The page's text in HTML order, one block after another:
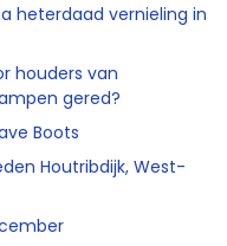
heterdaad vernieling in
houders van
gered?
Boots
Houtribdijk, West-